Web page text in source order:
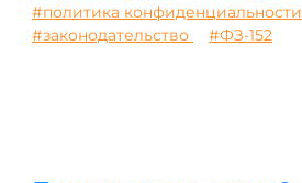
#политика конфиденциальности
#законодательство
#ФЗ-152